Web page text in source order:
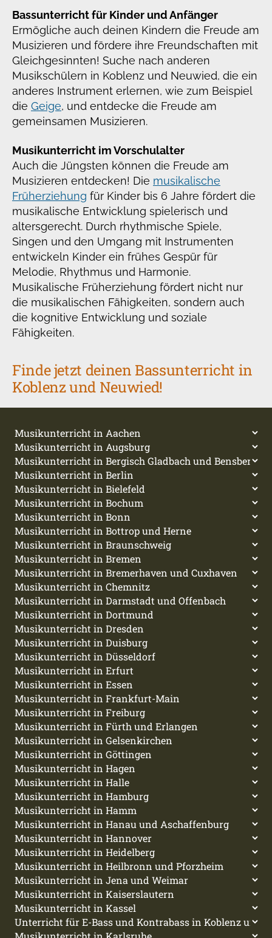
Bassunterricht für Kinder und Anfänger
Ermögliche auch deinen Kindern die Freude am
Musizieren und fördere ihre Freundschaften mit
Gleichgesinnten! Suche nach anderen
Musikschülern in Koblenz und Neuwied, die ein
anderes Instrument erlernen, wie zum Beispiel
die Geige, und entdecke die Freude am
gemeinsamen Musizieren.
Musikunterricht im Vorschulalter
Auch die Jüngsten können die Freude am
Musizieren entdecken! Die musikalische
Früherziehung für Kinder bis 6 Jahre fördert die
musikalische Entwicklung spielerisch und
altersgerecht. Durch rhythmische Spiele,
Singen und den Umgang mit Instrumenten
entwickeln Kinder ein frühes Gespür für
Melodie, Rhythmus und Harmonie.
Musikalische Früherziehung fördert nicht nur
die musikalischen Fähigkeiten, sondern auch
die kognitive Entwicklung und soziale
Fähigkeiten.
Finde jetzt deinen Bassunterricht in
Koblenz und Neuwied!